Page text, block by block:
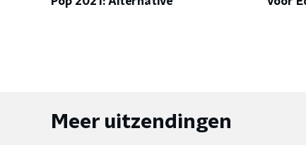
Meer uitzendingen